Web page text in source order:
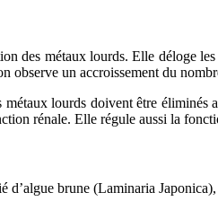
des métaux lourds. Elle déloge
observe un accroissement du
lourds doivent être
rénale. Elle régule aussi la
brune (Laminaria